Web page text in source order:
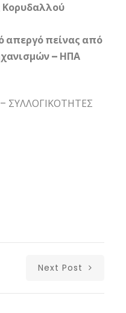
Κορυδαλλού
απεργό πείνας από
– ΗΠΑ
ΣΥΛΛΟΓΙΚΟΤΗΤΕΣ
Next Post